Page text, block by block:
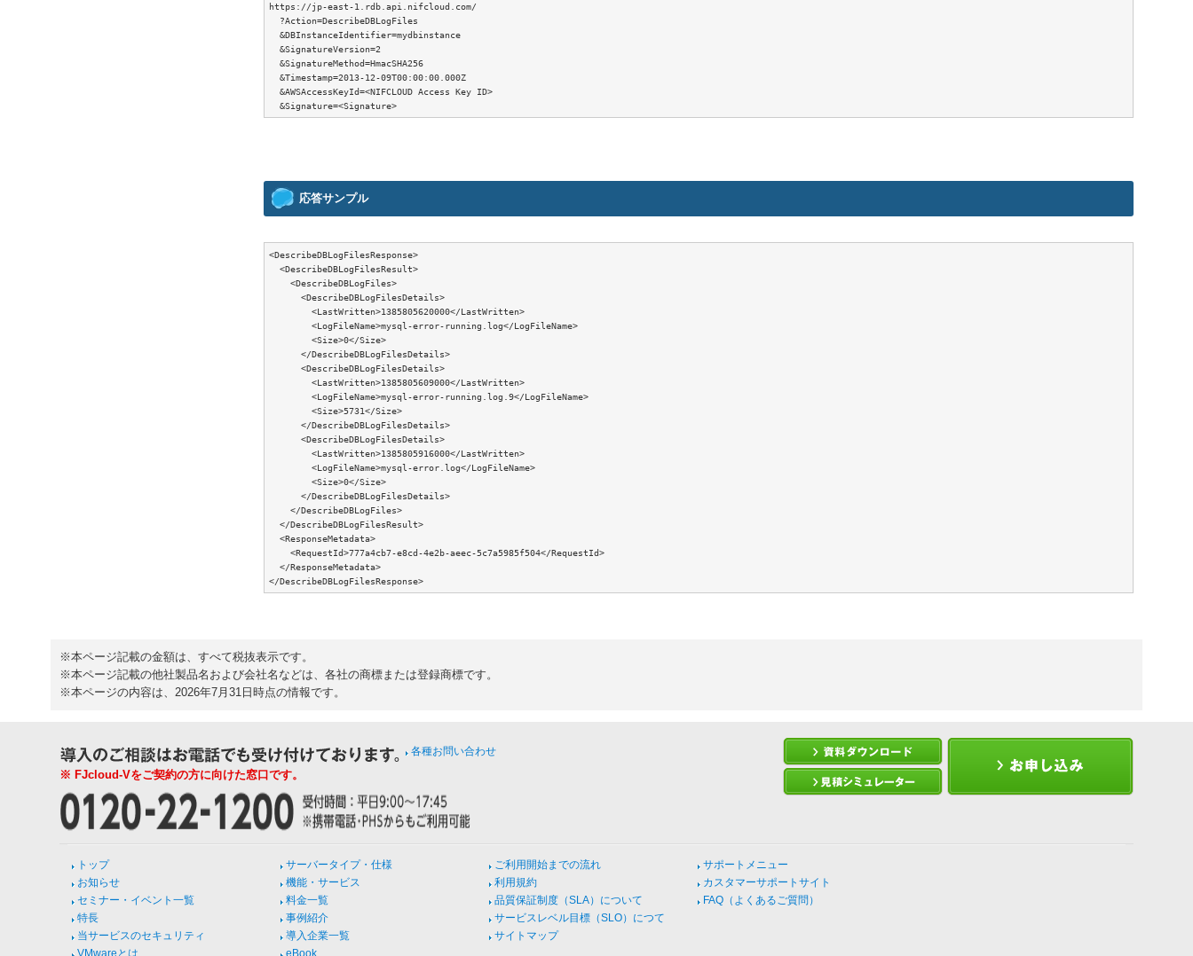
https://jp-east-1.rdb.api.nifcloud.com/
  ?Action=DescribeDBLogFiles
  &DBInstanceIdentifier=mydbinstance
  &SignatureVersion=2
  &SignatureMethod=HmacSHA256
  &Timestamp=2013-12-09T00:00:00.000Z
  &AWSAccessKeyId=<NIFCLOUD Access Key ID>
応答サンプル
<DescribeDBLogFilesResponse>
  <DescribeDBLogFilesResult>
    <DescribeDBLogFiles>
      <DescribeDBLogFilesDetails>
        <LastWritten>1385805620000</LastWritten>
        <LogFileName>mysql-error-running.log</LogFileName>
        <Size>0</Size>
      </DescribeDBLogFilesDetails>
      <DescribeDBLogFilesDetails>
        <LastWritten>1385805609000</LastWritten>
        <LogFileName>mysql-error-running.log.9</LogFileName>
        <Size>5731</Size>
      </DescribeDBLogFilesDetails>
      <DescribeDBLogFilesDetails>
        <LastWritten>1385805916000</LastWritten>
        <LogFileName>mysql-error.log</LogFileName>
        <Size>0</Size>
      </DescribeDBLogFilesDetails>
    </DescribeDBLogFiles>
  </DescribeDBLogFilesResult>
  <ResponseMetadata>
    <RequestId>777a4cb7-e8cd-4e2b-aeec-5c7a5985f504</RequestId>
  </ResponseMetadata>
※本ページ記載の金額は、すべて税抜表示です。
※本ページ記載の他社製品名および会社名などは、各社の商標または登録商標です。
※本ページの内容は、2026年7月31日時点の情報です。
各種お問い合わせ
※ FJcloud-Vをご契約の方に向けた窓口です。
トップ
お知らせ
セミナー・イベント一覧
特長
当サービスのセキュリティ
VMwareとは
サーバータイプ・仕様
機能・サービス
料金一覧
事例紹介
導入企業一覧
eBook
ご利用開始までの流れ
利用規約
品質保証制度（SLA）について
サービスレベル目標（SLO）につて
サイトマップ
サポートメニュー
カスタマーサポートサイト
FAQ（よくあるご質問）